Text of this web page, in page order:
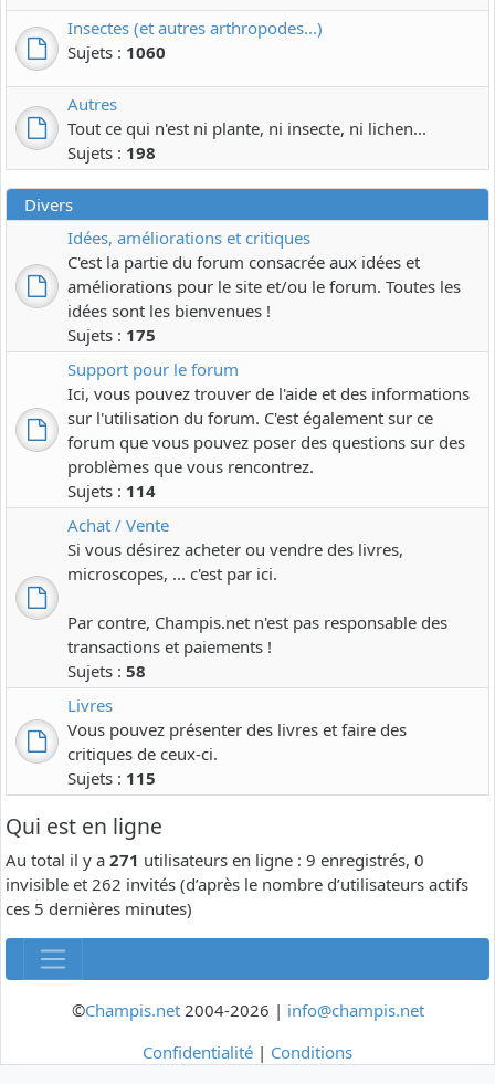
Insectes (et autres arthropodes...)
Sujets : 1060
Autres
Tout ce qui n'est ni plante, ni insecte, ni lichen...
Sujets : 198
Divers
Idées, améliorations et critiques
C'est la partie du forum consacrée aux idées et
améliorations pour le site et/ou le forum. Toutes les
idées sont les bienvenues !
Sujets : 175
Support pour le forum
Ici, vous pouvez trouver de l'aide et des informations
sur l'utilisation du forum. C'est également sur ce
forum que vous pouvez poser des questions sur des
problèmes que vous rencontrez.
Sujets : 114
Achat / Vente
Si vous désirez acheter ou vendre des livres,
microscopes, ... c'est par ici.
Par contre, Champis.net n'est pas responsable des
transactions et paiements !
Sujets : 58
Livres
Vous pouvez présenter des livres et faire des
critiques de ceux-ci.
Sujets : 115
Qui est en ligne
Au total il y a 271 utilisateurs en ligne : 9 enregistrés, 0
invisible et 262 invités (d’après le nombre d’utilisateurs actifs
ces 5 dernières minutes)
©Champis.net2004-2026 | info@champis.net
Confidentialité | Conditions